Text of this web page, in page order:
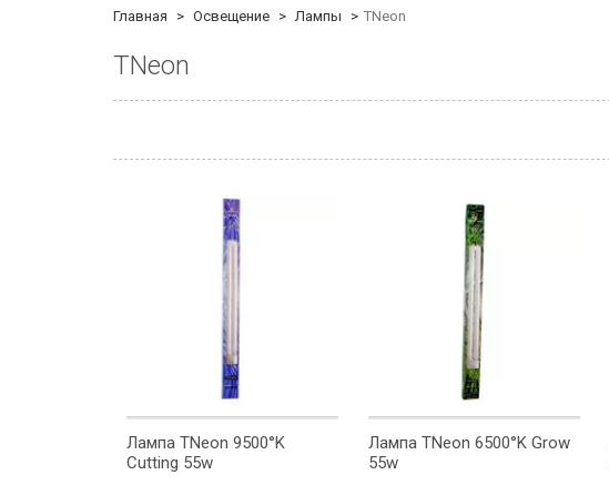
Главная Освещение Лампы TNeon
TNeon
Лампа TNeon 9500°K
Cutting 55w
Лампа TNeon 6500°K Grow
55w